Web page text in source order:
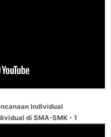
Individual
di SMA-SMK - 1